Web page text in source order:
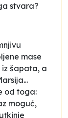
stvara?
mase
iz šapata, a
od toga:
moguć,